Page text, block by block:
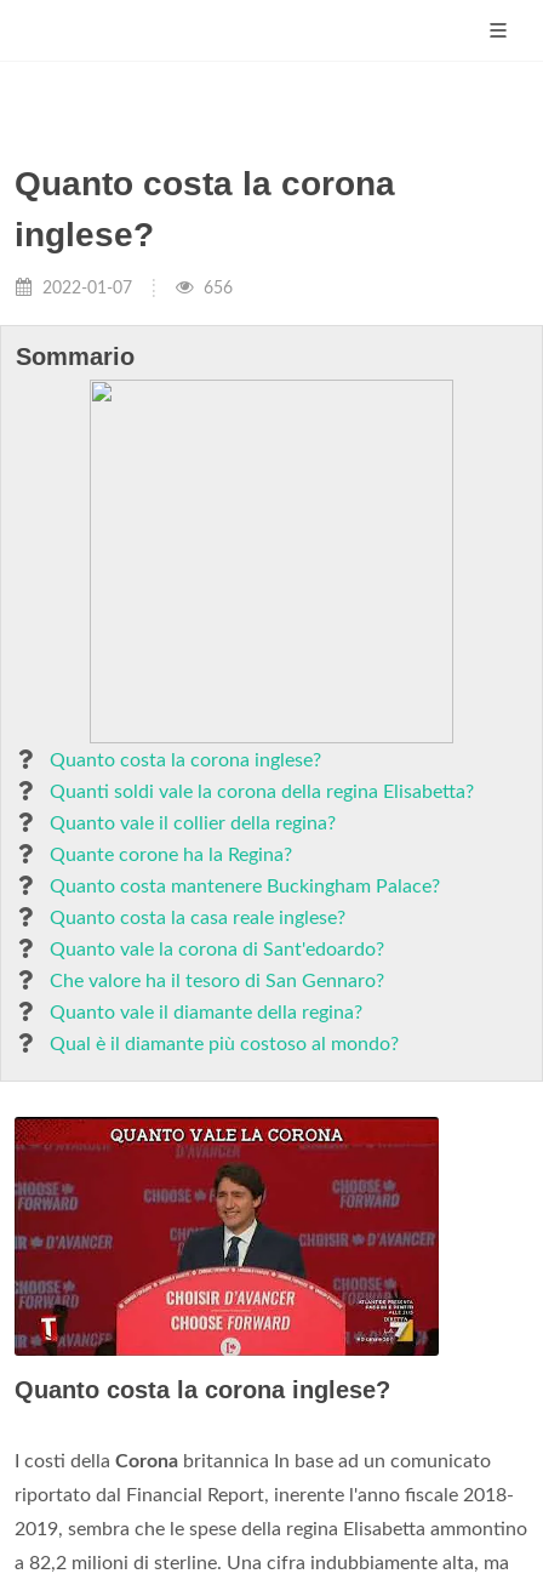
Quanto costa la corona
inglese?
2022-01-07 656
Sommario
Quanto costa la corona inglese?
Quanti soldi vale la corona della regina Elisabetta?
Quanto vale il collier della regina?
Quante corone ha la Regina?
Quanto costa mantenere Buckingham Palace?
Quanto costa la casa reale inglese?
Quanto vale la corona di Sant'edoardo?
Che valore ha il tesoro di San Gennaro?
Quanto vale il diamante della regina?
Qual è il diamante più costoso al mondo?
Quanto costa la corona inglese?
I costi della Corona britannica In base ad un comunicato
riportato dal Financial Report, inerente l'anno fiscale 2018-
2019, sembra che le spese della regina Elisabetta ammontino
a 82,2 milioni di sterline. Una cifra indubbiamente alta, ma